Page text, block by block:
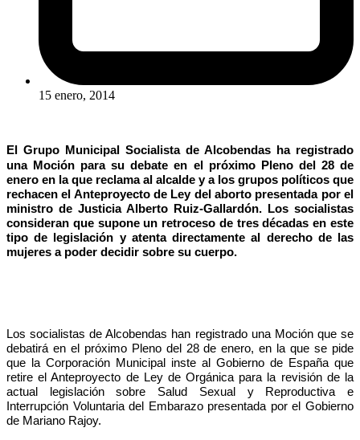
15 enero, 2014
El Grupo Municipal Socialista de Alcobendas ha registrado
una Moción para su debate en el próximo Pleno del 28 de
enero en la que reclama al alcalde y a los grupos políticos que
rechacen el Anteproyecto de Ley del aborto presentada por el
ministro de Justicia Alberto Ruiz-Gallardón. Los socialistas
consideran que supone un retroceso de tres décadas en este
tipo de legislación y atenta directamente al derecho de las
mujeres a poder decidir sobre su cuerpo.
Los socialistas de Alcobendas han registrado una Moción que se
debatirá en el próximo Pleno del 28 de enero, en la que se pide
que la Corporación Municipal inste al Gobierno de España que
retire el Anteproyecto de Ley de Orgánica para la revisión de la
actual legislación sobre Salud Sexual y Reproductiva e
Interrupción Voluntaria del Embarazo presentada por el Gobierno
de Mariano Rajoy.